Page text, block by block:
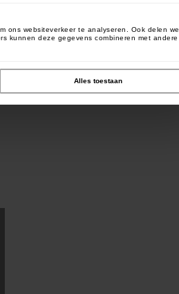
ons websiteverkeer te analyseren. Ook delen we
kunnen deze gegevens combineren met andere
Alles toestaan